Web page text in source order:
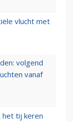
vlucht met
volgend
vanaf
het tij keren